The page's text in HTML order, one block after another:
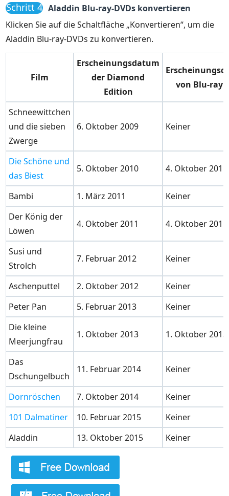
Schritt 4 Aladdin Blu-ray-DVDs konvertieren
Klicken Sie auf die Schaltfläche „Konvertieren“, um die
Aladdin Blu-ray-DVDs zu konvertieren.
Film
Erscheinungsdatum
der Diamond
Edition
von Blu-ray
Schneewittchen
und die sieben
Zwerge
6. Oktober 2009 Keiner
Die Schöne und
das Biest
5. Oktober 2010 4. Oktober 2011
Bambi 1. März 2011
Keiner
Der König der
Löwen
4. Oktober 2011 4. Oktober 2011
Susi und
Strolch
7. Februar 2012 Keiner
Aschenputtel 2. Oktober 2012
Keiner
Peter Pan
5. Februar 2013
Keiner
Die kleine
Meerjungfrau
1. Oktober 2013 1. Oktober 2013
Das
Dschungelbuch
11. Februar 2014 Keiner
Dornröschen 7. Oktober 2014
Keiner
101 Dalmatiner
10. Februar 2015
Keiner
Aladdin
13. Oktober 2015 Keiner